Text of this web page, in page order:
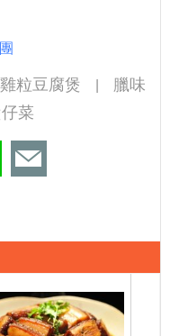
粒豆腐煲
臘味
菜